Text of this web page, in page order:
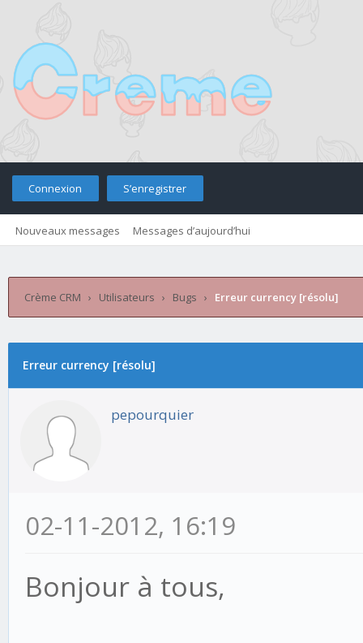
Connexion S’enregistrer
Nouveaux messages Messages d’aujourd’hui
Crème CRM › Utilisateurs › Bugs › Erreur currency [résolu]
Erreur currency [résolu]
pepourquier
02-11-2012, 16:19
Bonjour à tous,